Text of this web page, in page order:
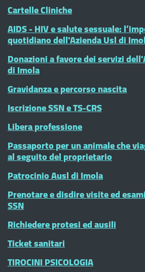
Cartelle Cliniche
AIDS - HIV e salute sessuale:
quotidiano dell'Azienda Usl di
Donazioni a favore dei servizi
di Imola
Gravidanza e percorso nascita
Iscrizione SSN e TS-CRS
Libera professione
Passaporto per un animale che
al seguito del proprietario
Patrocinio Ausl di Imola
Prenotare e disdire visite ed
SSN
Richiedere protesi ed ausili
Ticket sanitari
TIROCINI PSICOLOGIA